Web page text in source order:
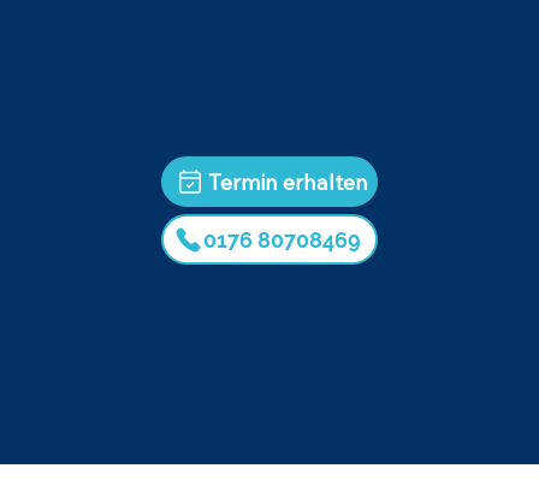
Termin erhalten
0176 80708469